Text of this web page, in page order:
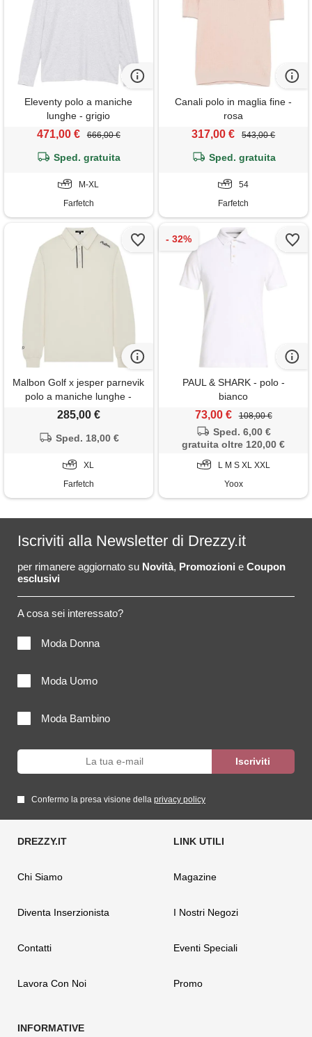
Eleventy polo a maniche
lunghe - grigio
471,00 € 666,00 €
Sped. gratuita
M-XL
Farfetch
Canali polo in maglia fine -
rosa
317,00 € 543,00 €
Sped. gratuita
54
Farfetch
Malbon Golf x jesper parnevik
polo a maniche lunghe -
bianco
285,00 €
Sped. 18,00 €
XL
Farfetch
PAUL & SHARK - polo -
bianco
73,00 € 108,00 €
Sped. 6,00 €
gratuita oltre 120,00 €
L M S XL XXL
Yoox
Iscriviti alla Newsletter di Drezzy.it
per rimanere aggiornato su Novità, Promozioni e Coupon
esclusivi
A cosa sei interessato?
Moda Donna
Moda Uomo
Moda Bambino
Confermo la presa visione della privacy policy
Chi Siamo
Diventa Inserzionista
Contatti
Lavora Con Noi
Magazine
I Nostri Negozi
Eventi Speciali
Promo